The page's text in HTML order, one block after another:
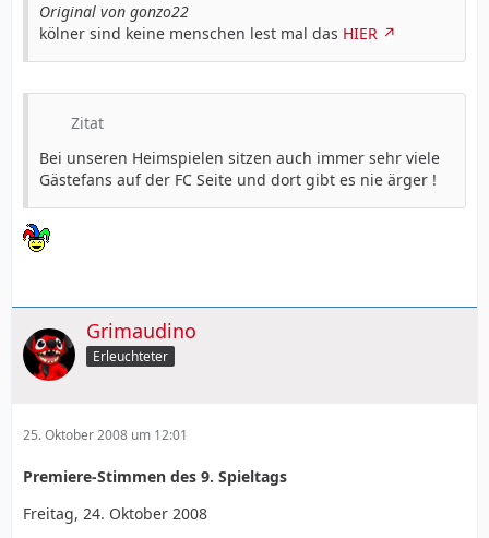
Original von gonzo22
kölner sind keine menschen lest mal das HIER
Zitat
Bei unseren Heimspielen sitzen auch immer sehr viele
Gästefans auf der FC Seite und dort gibt es nie ärger !
Grimaudino
Erleuchteter
25. Oktober 2008 um 12:01
Premiere-Stimmen des 9. Spieltags
Freitag, 24. Oktober 2008